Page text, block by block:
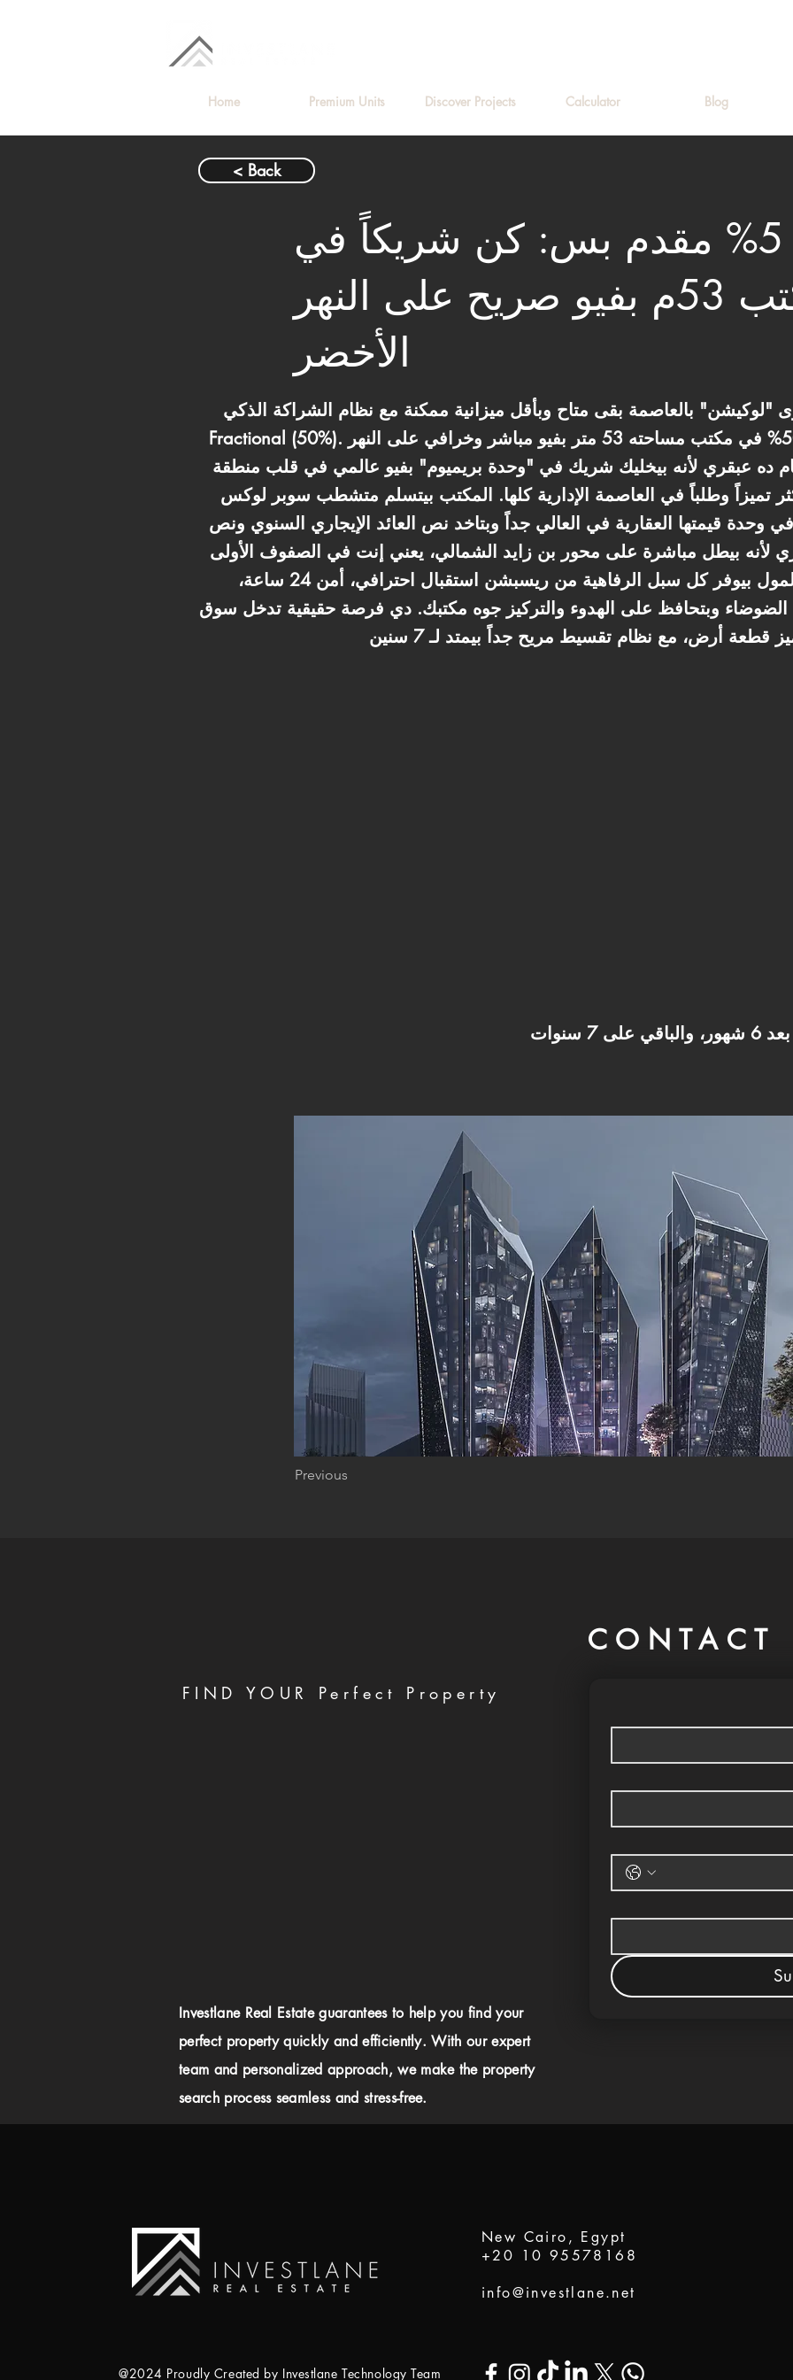
Home Premium Units Discover Projects Calculator Blog
< Back
بـ 5% مقدم بس: كن شريكاً في
مكتب 53م بفيو صريح على النهر
الأخضر
"لوكيشن" بالعاصمة بقى متاح وبأقل ميزانية ممكنة مع نظام الشراكة الذكي
Fractional (50%). بنقدملك فرصة تمتلك حصة 50% في مكتب مساحته 53 متر بفيو مباشر وخرافي على النهر
الدور الـ 17. النظام ده عبقري لأنه بيخليك شريك في "وحدة بريميوم" بفيو عالمي في قلب منطقة
تميزاً وطلباً في العاصمة الإدارية كلها. المكتب بيتسلم متشطب سوبر لوكس
وحدة قيمتها العقارية في العالي جداً وبتاخد نص العائد الإيجاري السنوي ونص
لأنه بيطل مباشرة على محور بن زايد الشمالي، يعني إنت في الصفوف الأولى
للاستثمار جنب أهم المعالم. المول بيوفر كل سبل الرفاهية من ريسبشن استقبال احترافي، أمن 24 ساعة،
الضوضاء وبتحافظ على الهدوء والتركيز جوه مكتبك. دي فرصة حقيقية تدخل سوق
Previous
CONTACT
FIND YOUR Perfect Property
Investlane Real Estate guarantees to help you find your
perfect property quickly and efficiently. With our expert
team and personalized approach, we make the property
search process seamless and stress-free.
New Cairo, Egypt
+20 10 95578168
info@investlane.net
@2024 Proudly Created by Investlane Technology Team